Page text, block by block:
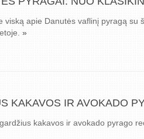
viską apie Danutės vaflinį pyragą
»
KAKAVOS IR AVOKADO
kakavos ir avokado pyrago